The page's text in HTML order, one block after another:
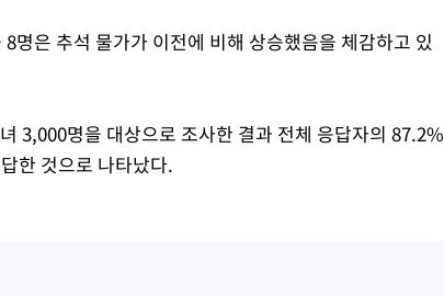
명은 추석 물가가 이전에 비해 상승했음을 체감하고 있
3,000명을 대상으로 조사한 결과 전체 응답자의 87.2%
한 것으로 나타났다.